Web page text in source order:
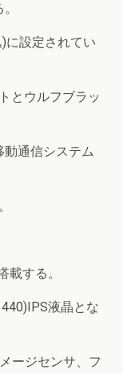
に設定されてい
とウルフブラッ
動通信システム
載する。
液晶とな
ージセンサ、フ